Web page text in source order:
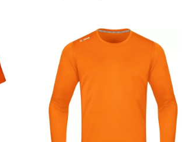
€ 20,50